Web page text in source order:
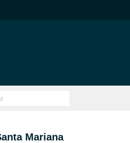
Mariana